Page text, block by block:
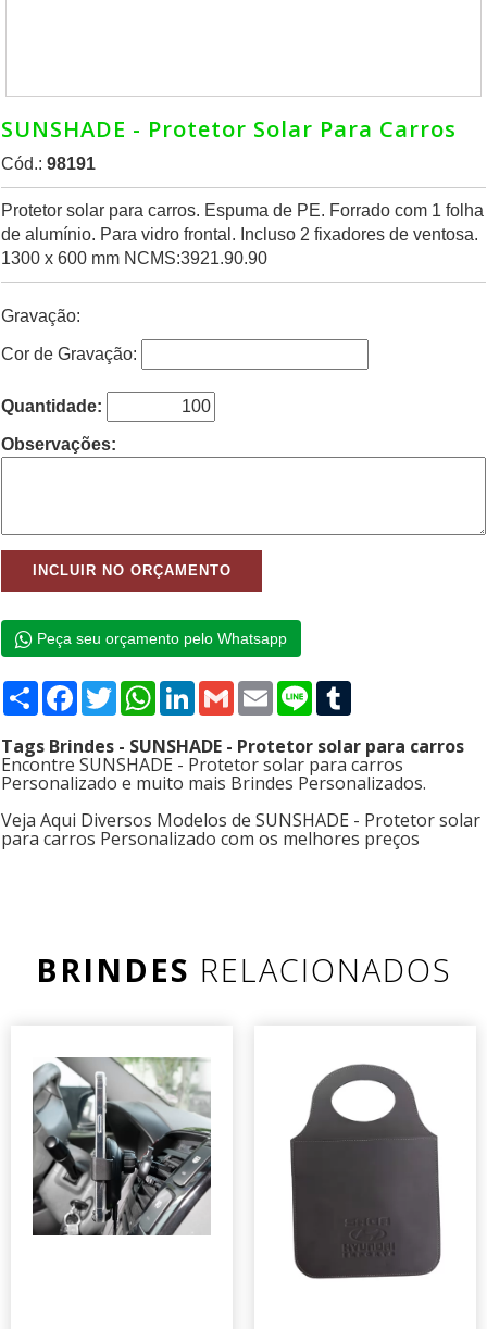
SUNSHADE - Protetor Solar Para Carros
Cód.: 98191
Protetor solar para carros. Espuma de PE. Forrado com 1 folha
de alumínio. Para vidro frontal. Incluso 2 fixadores de ventosa.
1300 x 600 mm NCMS:3921.90.90
Gravação:
Cor de Gravação:
Quantidade:
Observações:
Peça seu orçamento pelo Whatsapp
Compartilhar
Facebook
TwitterWhatsApp
LinkedIn
GmailEmailLine
Tags Brindes - SUNSHADE - Protetor solar para carros
Encontre SUNSHADE - Protetor solar para carros
Personalizado e muito mais Brindes Personalizados.
Veja Aqui Diversos Modelos de SUNSHADE - Protetor solar
para carros Personalizado com os melhores preços
BRINDES RELACIONADOS